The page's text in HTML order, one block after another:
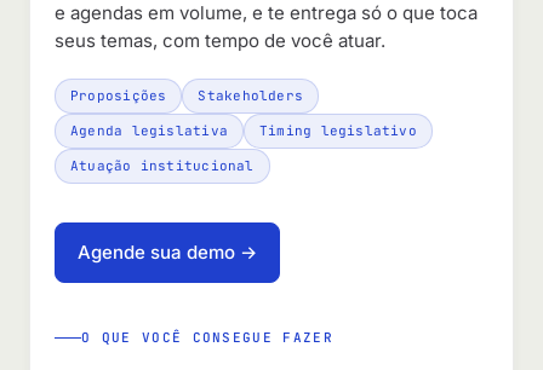
e agendas em volume, e te entrega só o que toca
seus temas, com tempo de você atuar.
Proposições Stakeholders
Agenda legislativa Timing legislativo
Atuação institucional
Agende sua demo →
O QUE VOCÊ CONSEGUE FAZER